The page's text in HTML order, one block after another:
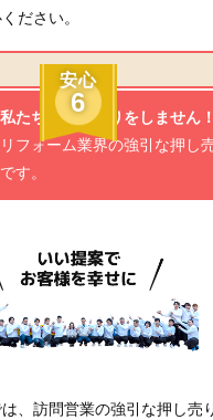
ださい。
安心
6
私たちは押し売りをしません！
リフォーム業界の強引な押し
です。
、訪問営業の強引な押し売